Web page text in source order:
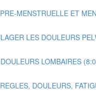
MENSTRUELLE ET
LES DOULEURS
LOMBAIRES
DOULEURS,